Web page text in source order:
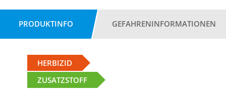
PRODUKTINFO GEFAHRENINFORMATIONEN
HERBIZID
ZUSATZSTOFF